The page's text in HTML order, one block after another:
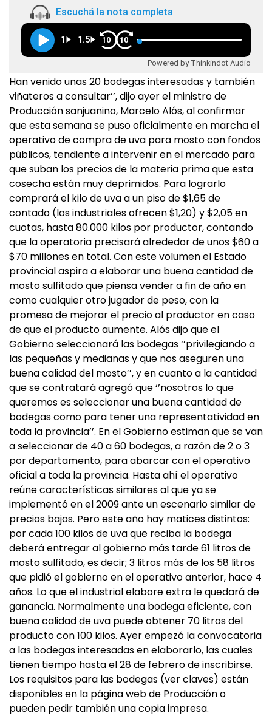
Escuchá la nota completa
1 1.5 10 10
Powered by Thinkindot Audio
Han venido unas 20 bodegas interesadas y también
viñateros a consultar’’, dijo ayer el ministro de
Producción sanjuanino, Marcelo Alós, al confirmar
que esta semana se puso oficialmente en marcha el
operativo de compra de uva para mosto con fondos
públicos, tendiente a intervenir en el mercado para
que suban los precios de la materia prima que esta
cosecha están muy deprimidos. Para lograrlo
comprará el kilo de uva a un piso de $1,65 de
contado (los industriales ofrecen $1,20) y $2,05 en
cuotas, hasta 80.000 kilos por productor, contando
que la operatoria precisará alrededor de unos $60 a
$70 millones en total. Con este volumen el Estado
provincial aspira a elaborar una buena cantidad de
mosto sulfitado que piensa vender a fin de año en
como cualquier otro jugador de peso, con la
promesa de mejorar el precio al productor en caso
de que el producto aumente. Alós dijo que el
Gobierno seleccionará las bodegas ‘’privilegiando a
las pequeñas y medianas y que nos aseguren una
buena calidad del mosto’’, y en cuanto a la cantidad
que se contratará agregó que ‘’nosotros lo que
queremos es seleccionar una buena cantidad de
bodegas como para tener una representatividad en
toda la provincia’’. En el Gobierno estiman que se van
a seleccionar de 40 a 60 bodegas, a razón de 2 o 3
por departamento, para abarcar con el operativo
oficial a toda la provincia. Hasta ahí el operativo
reúne características similares al que ya se
implementó en el 2009 ante un escenario similar de
precios bajos. Pero este año hay matices distintos:
por cada 100 kilos de uva que reciba la bodega
deberá entregar al gobierno más tarde 61 litros de
mosto sulfitado, es decir; 3 litros más de los 58 litros
que pidió el gobierno en el operativo anterior, hace 4
años. Lo que el industrial elabore extra le quedará de
ganancia. Normalmente una bodega eficiente, con
buena calidad de uva puede obtener 70 litros del
producto con 100 kilos. Ayer empezó la convocatoria
a las bodegas interesadas en elaborarlo, las cuales
tienen tiempo hasta el 28 de febrero de inscribirse.
Los requisitos para las bodegas (ver claves) están
disponibles en la página web de Producción o
pueden pedir también una copia impresa.